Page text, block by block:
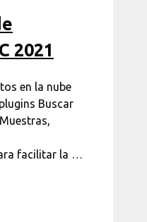
2021
en la nube
Buscar
facilitar la …